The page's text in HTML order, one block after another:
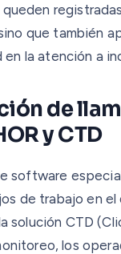
que también
en la atención a
de
y CTD
software
de trabajo en el
solución CTD
los